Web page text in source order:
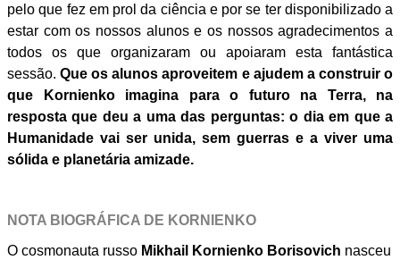
pelo que fez em prol da ciência e por se ter disponibilizado a
estar com os nossos alunos e os nossos agradecimentos a
todos os que organizaram ou apoiaram esta fantástica
sessão.Que os alunos aproveitem e ajudem a construir o
que Kornienko imagina para o futuro na Terra, na
resposta que deu a uma das perguntas: o dia em que a
Humanidade vai ser unida, sem guerras e a viver uma
sólida e planetária amizade.
NOTA BIOGRÁFICA DE KORNIENKO
O cosmonauta russo Mikhail Kornienko Borisovich nasceu